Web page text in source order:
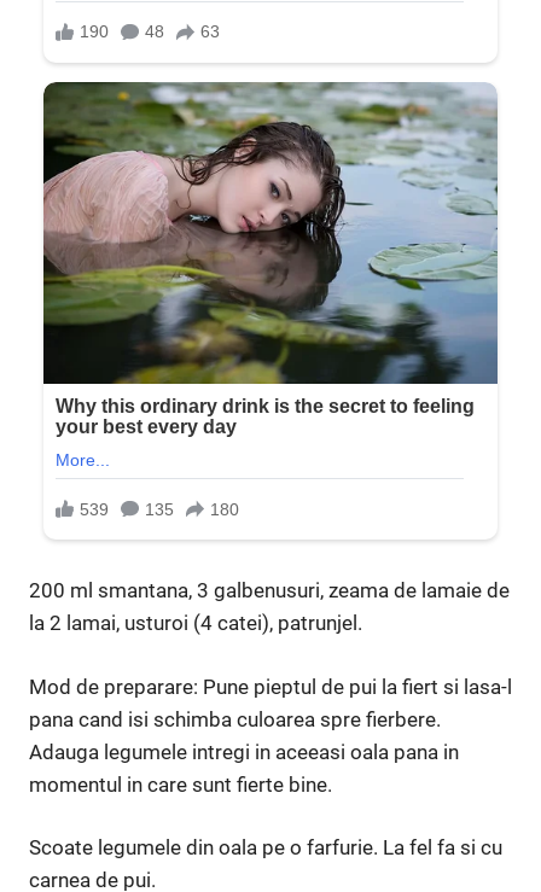
200 ml smantana, 3 galbenusuri, zeama de lamaie de
la 2 lamai, usturoi (4 catei), patrunjel.
Mod de preparare: Pune pieptul de pui la fiert si lasa-l
pana cand isi schimba culoarea spre fierbere.
Adauga legumele intregi in aceeasi oala pana in
momentul in care sunt fierte bine.
Scoate legumele din oala pe o farfurie. La fel fa si cu
carnea de pui.